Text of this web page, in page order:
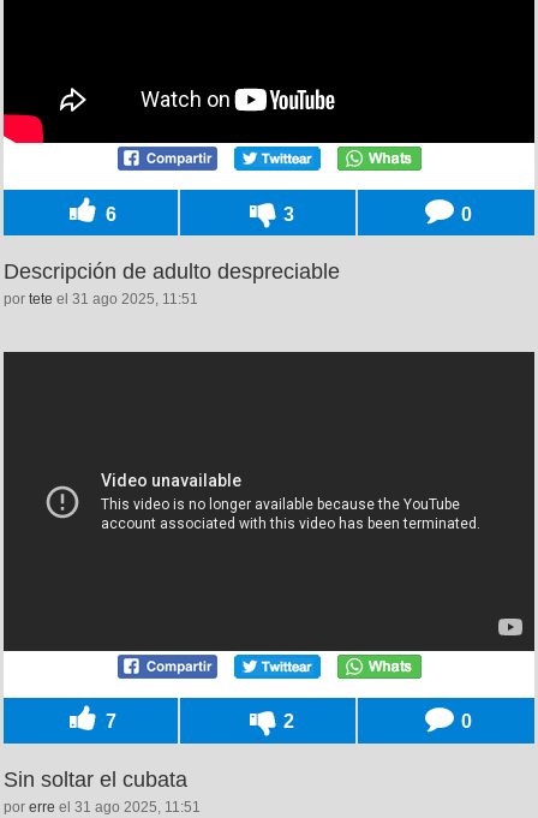
6 3 0
Descripción de adulto despreciable
por tete el 31 ago 2025, 11:51
7 2 0
Sin soltar el cubata
por erre el 31 ago 2025, 11:51